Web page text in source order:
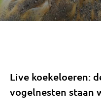
Live koekeloeren:
vogelnesten staan